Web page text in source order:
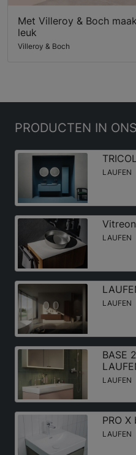
Met Villeroy & Boch
leuk
Villeroy & Boch
PRODUCTEN IN
LAUFEN
LAUFEN
LAUFEN
BASE
LAUFEN
PRO
LAUFEN